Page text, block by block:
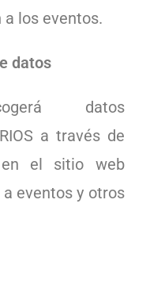
los eventos.
datos
datos
a través de
en el sitio web
eventos y otros